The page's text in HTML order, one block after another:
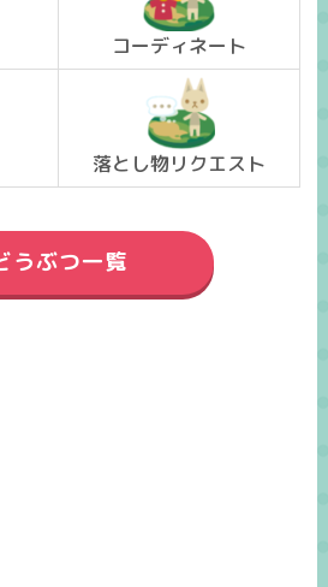
コーディネート
落とし物リクエスト
うぶつ一覧